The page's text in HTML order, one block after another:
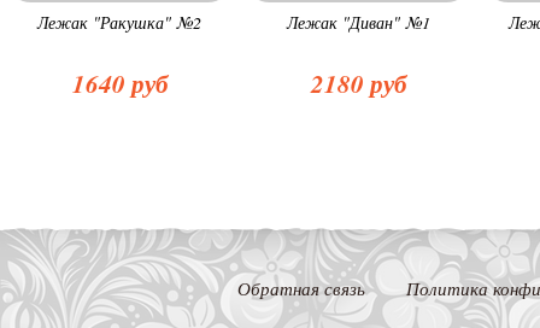
Лежак "Ракушка" №2
1640 руб
Лежак "Диван" №1
2180 руб
Обратная связь Политика